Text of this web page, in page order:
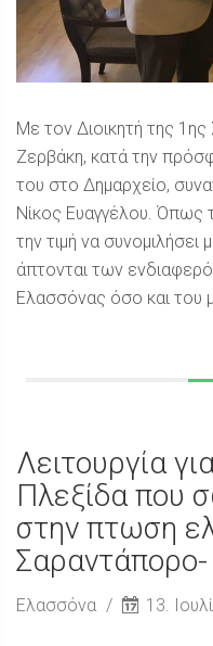
Με τον Διοικητή της
Ζερβάκη, κατά την
του στο Δημαρχείο,
Νίκος Ευαγγέλου. Όπως
την τιμή να συνομιλήσει
άπτονται των
Ελασσόνας όσο και του
Λειτουργία
Πλεξίδα που
στην πτωση
Ελασσόνα 13.